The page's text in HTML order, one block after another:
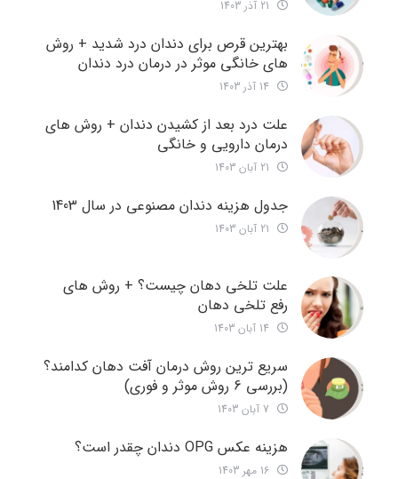
بهترین قرص برای دندان درد شدید + روش
های خانگی موثر در درمان درد دندان
علت درد بعد از کشیدن دندان + روش های
درمان دارویی و خانگی
جدول هزینه دندان مصنوعی در سال 1403
علت تلخی دهان چیست؟ + روش های
رفع تلخی دهان
سریع ترین روش درمان آفت دهان کدامند؟
(بررسی 6 روش موثر و فوری)
هزینه عکس OPG دندان چقدر است؟